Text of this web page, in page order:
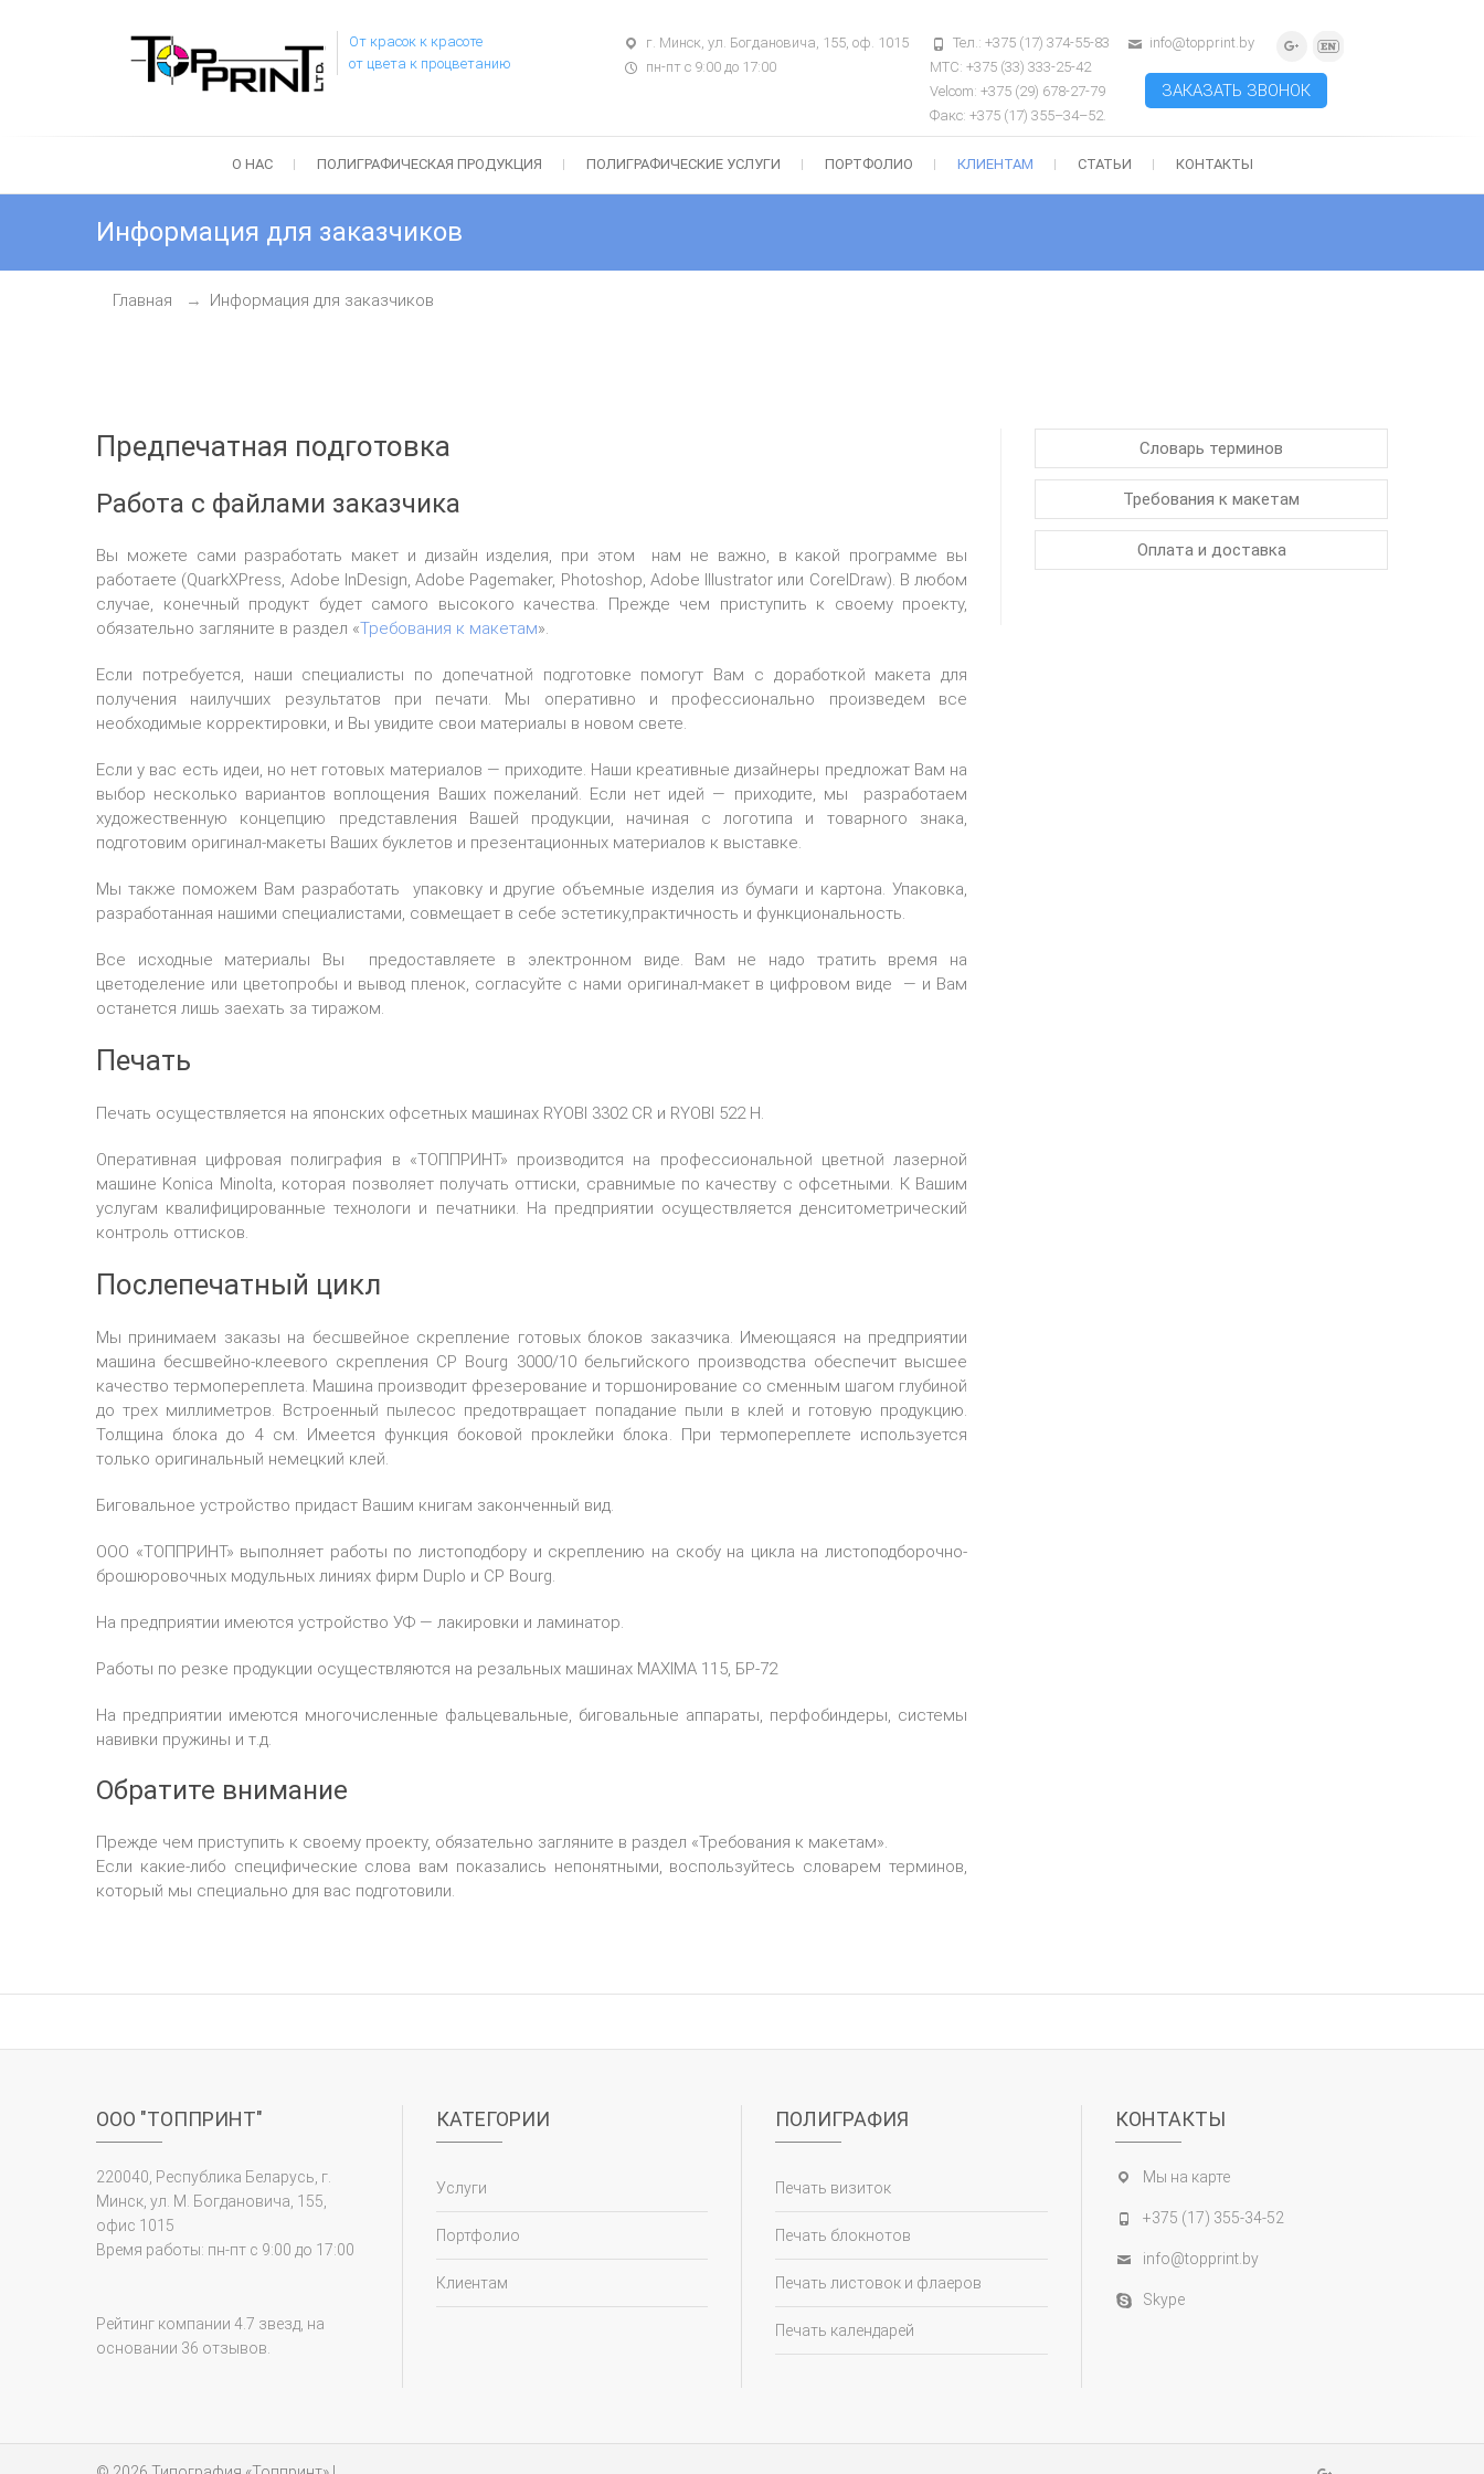
От красок к красоте
от цвета к процветанию
г. Минск, ул. Богдановича, 155, оф. 1015
пн-пт с 9:00 до 17:00
o
o
g
Тел.: +375 (17) 374-55-83
МТС: +375 (33) 333-25-42
Velcom: +375 (29) 678-27-79
Факс: +375 (17) 355–34–52.
info@topprint.by
ЗАКАЗАТЬ ЗВОНОК
О НАС ПОЛИГРАФИЧЕСКАЯ ПРОДУКЦИЯ ПОЛИГРАФИЧЕСКИЕ УСЛУГИ ПОРТФОЛИО КЛИЕНТАМ СТАТЬИ КОНТАКТЫ
Информация для заказчиков
Главная Информация для заказчиков
Предпечатная подготовка
Работа с файлами заказчика
Вы можете сами разработать макет и дизайн изделия, при этом нам не важно, в какой программе вы
работаете (QuarkXPress, Adobe InDesign, Adobe Pagemaker, Photoshop, Adobe Illustrator или CorelDraw). В любом
случае, конечный продукт будет самого высокого качества. Прежде чем приступить к своему проекту,
обязательно загляните в раздел «Требования к макетам».
Если потребуется, наши специалисты по допечатной подготовке помогут Вам с доработкой макета для
получения наилучших результатов при печати. Мы оперативно и профессионально произведем все
необходимые корректировки, и Вы увидите свои материалы в новом свете.
Если у вас есть идеи, но нет готовых материалов — приходите. Наши креативные дизайнеры предложат Вам на
выбор несколько вариантов воплощения Ваших пожеланий. Если нет идей — приходите, мы разработаем
художественную концепцию представления Вашей продукции, начиная с логотипа и товарного знака,
подготовим оригинал-макеты Ваших буклетов и презентационных материалов к выставке.
Мы также поможем Вам разработать упаковку и другие объемные изделия из бумаги и картона. Упаковка,
разработанная нашими специалистами, совмещает в себе эстетику,практичность и функциональность.
Все исходные материалы Вы предоставляете в электронном виде. Вам не надо тратить время на
цветоделение или цветопробы и вывод пленок, согласуйте с нами оригинал-макет в цифровом виде — и Вам
останется лишь заехать за тиражом.
Печать
Печать осуществляется на японских офсетных машинах RYOBI 3302 CR и RYOBI 522 H.
Оперативная цифровая полиграфия в «ТОППРИНТ» производится на профессиональной цветной лазерной
машине Konica Minolta, которая позволяет получать оттиски, сравнимые по качеству с офсетными. К Вашим
услугам квалифицированные технологи и печатники. На предприятии осуществляется денситометрический
контроль оттисков.
Послепечатный цикл
Мы принимаем заказы на бесшвейное скрепление готовых блоков заказчика. Имеющаяся на предприятии
машина бесшвейно-клеевого скрепления CP Bourg 3000/10 бельгийского производства обеспечит высшее
качество термопереплета. Машина производит фрезерование и торшонирование со сменным шагом глубиной
до трех миллиметров. Встроенный пылесос предотвращает попадание пыли в клей и готовую продукцию.
Толщина блока до 4 см. Имеется функция боковой проклейки блока. При термопереплете используется
только оригинальный немецкий клей.
Биговальное устройство придаст Вашим книгам законченный вид.
ООО «ТОППРИНТ» выполняет работы по листоподбору и скреплению на скобу на цикла на листоподборочно-
брошюровочных модульных линиях фирм Duplo и CP Bourg.
На предприятии имеются устройство УФ — лакировки и ламинатор.
Работы по резке продукции осуществляются на резальных машинах MAXIMA 115, БР-72
На предприятии имеются многочисленные фальцевальные, биговальные аппараты, перфобиндеры, системы
навивки пружины и т.д.
Обратите внимание
Прежде чем приступить к своему проекту, обязательно загляните в раздел «Требования к макетам».
Если какие-либо специфические слова вам показались непонятными, воспользуйтесь словарем терминов,
который мы специально для вас подготовили.
Словарь терминов
Требования к макетам
Оплата и доставка
ООО "ТОППРИНТ"
220040, Республика Беларусь, г.
Минск, ул. М. Богдановича, 155,
офис 1015
Время работы: пн-пт с 9:00 до 17:00
Рейтинг компании 4.7 звезд, на
основании 36 отзывов.
КАТЕГОРИИ
Услуги
Портфолио
Клиентам
ПОЛИГРАФИЯ
Печать визиток
Печать блокнотов
Печать листовок и флаеров
Печать календарей
КОНТАКТЫ
Мы на карте
+375 (17) 355-34-52
info@topprint.by
Skype